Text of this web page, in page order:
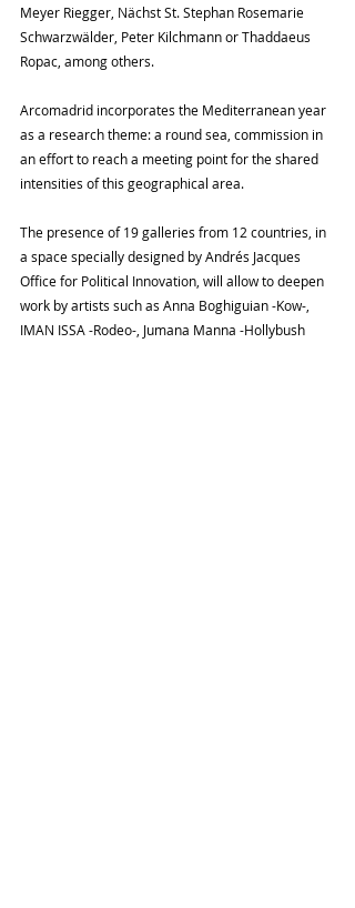
Meyer Riegger, Nächst St. Stephan Rosemarie
Schwarzwälder, Peter Kilchmann or Thaddaeus
Ropac, among others.
Arcomadrid incorporates the Mediterranean year
as a research theme: a round sea, commission in
an effort to reach a meeting point for the shared
intensities of this geographical area.
The presence of 19 galleries from 12 countries, in
a space specially designed by Andrés Jacques
Office for Political Innovation, will allow to deepen
work by artists such as Anna Boghiguian -Kow-,
IMAN ISSA -Rodeo-, Jumana Manna -Hollybush